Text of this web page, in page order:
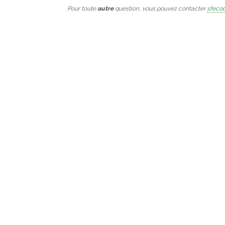
Pour touteautrequestion, vous pouvez contacter